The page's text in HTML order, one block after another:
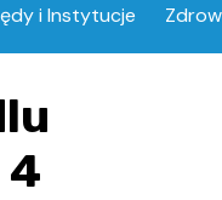
i Instytucje
4